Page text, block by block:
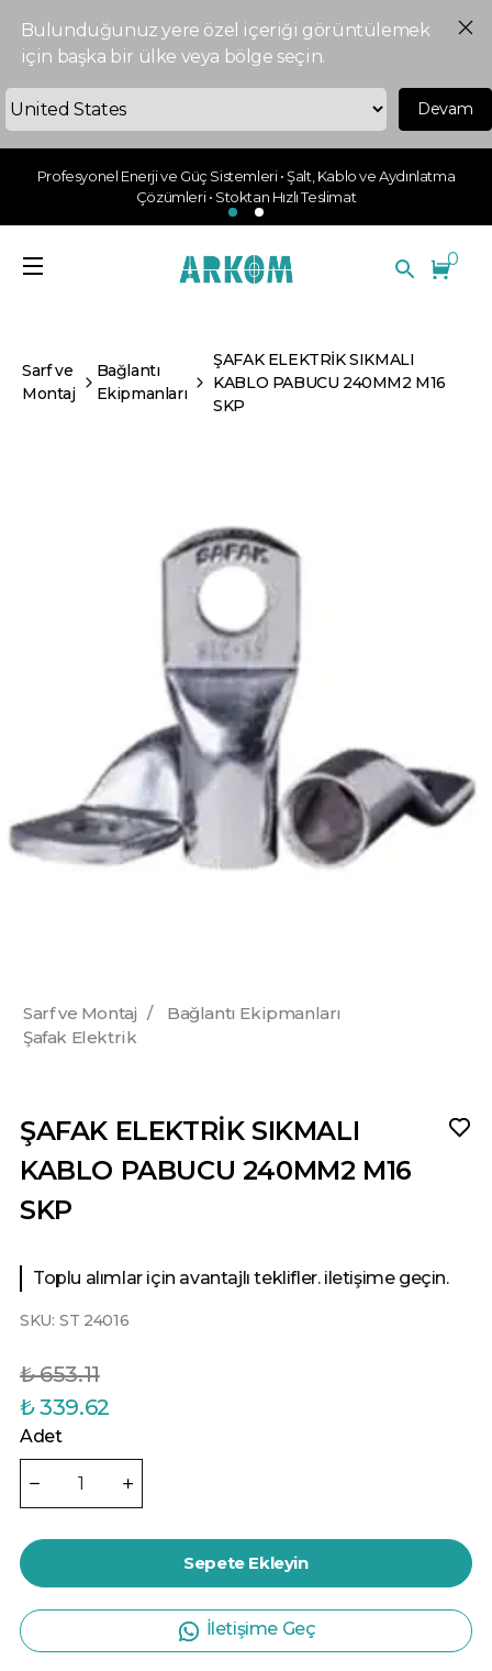
Bulunduğunuz yere özel içeriği görüntülemek
için başka bir ülke veya bölge seçin.
Devam
Profesyonel Enerji ve Güç Sistemleri • Şalt, Kablo ve Aydınlatma
Çözümleri • Stoktan Hızlı Teslimat
0
Sarf ve
Montaj
Bağlantı
Ekipmanları
ŞAFAK ELEKTRİK SIKMALI
KABLO PABUCU 240MM2 M16
SKP
Sarf ve Montaj /
Bağlantı Ekipmanları
Şafak Elektrik
ŞAFAK ELEKTRİK SIKMALI
KABLO PABUCU 240MM2 M16
SKP
Toplu alımlar için avantajlı teklifler. iletişime geçin.
SKU: ST 24016
₺ 653.11
₺ 339.62
Adet
Sepete Ekleyin
İletişime Geç